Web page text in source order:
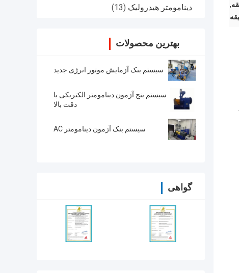
دینامومتر هیدرولیک (13)
بهترین محصولات
سیستم بنک آزمایش موتور انرژی جدید
سیستم بنچ آزمون دینامومتر الکتریکی با
دقت بالا
سیستم بنک آزمون دینامومتر AC
گواهی
,